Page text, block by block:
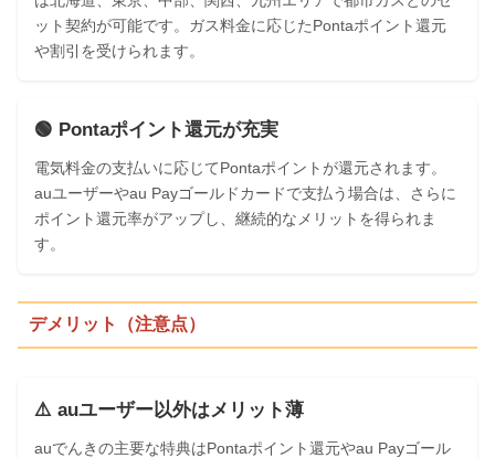
ット契約が可能です。ガス料金に応じたPontaポイント還元
や割引を受けられます。
🟢 Pontaポイント還元が充実
電気料金の支払いに応じてPontaポイントが還元されます。
auユーザーやau Payゴールドカードで支払う場合は、さらに
ポイント還元率がアップし、継続的なメリットを得られま
す。
デメリット（注意点）
⚠️ auユーザー以外はメリット薄
auでんきの主要な特典はPontaポイント還元やau Payゴール